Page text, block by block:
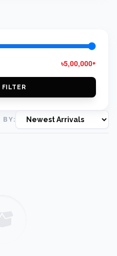
৳5,00,000+
FILTER
BY: